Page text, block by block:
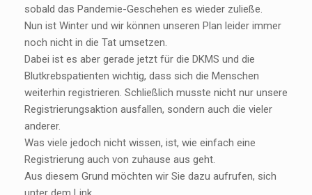
sobald das Pandemie-Geschehen es wieder zuließe.
Nun ist Winter und wir können unseren Plan leider immer
noch nicht in die Tat umsetzen.
Dabei ist es aber gerade jetzt für die DKMS und die
Blutkrebspatienten wichtig, dass sich die Menschen
weiterhin registrieren. Schließlich musste nicht nur unsere
Registrierungsaktion ausfallen, sondern auch die vieler
anderer.
Was viele jedoch nicht wissen, ist, wie einfach eine
Registrierung auch von zuhause aus geht.
Aus diesem Grund möchten wir Sie dazu aufrufen, sich